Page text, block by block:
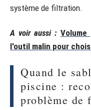
système de filtration.
A voir aussi :
l'outil malin pour
Quand le
piscine :
problème de